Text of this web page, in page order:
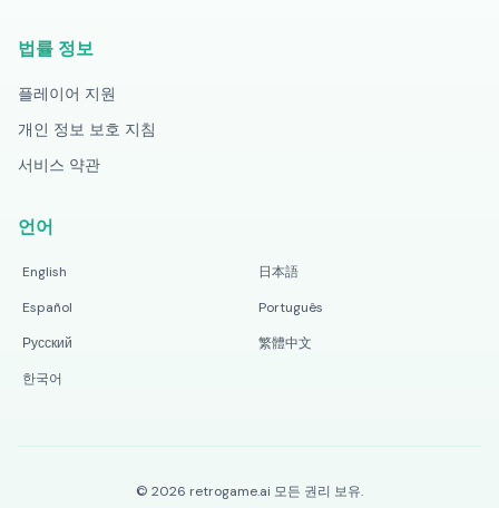
법률 정보
플레이어 지원
개인 정보 보호 지침
서비스 약관
언어
English
日本語
Español
Português
Русский
繁體中文
한국어
© 2026 retrogame.ai 모든 권리 보유.